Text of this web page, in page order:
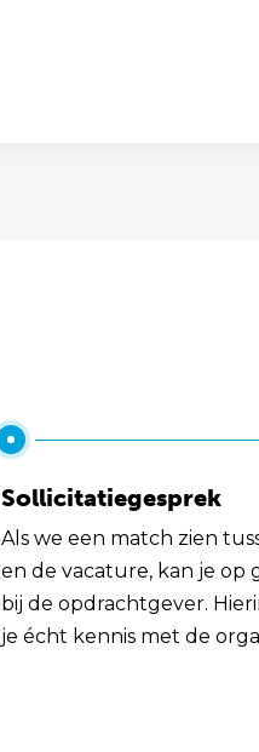
Sollicitatiegesprek
Als we een match zien
en de vacature, kan je op
bij de opdrachtgever.
je écht kennis met de